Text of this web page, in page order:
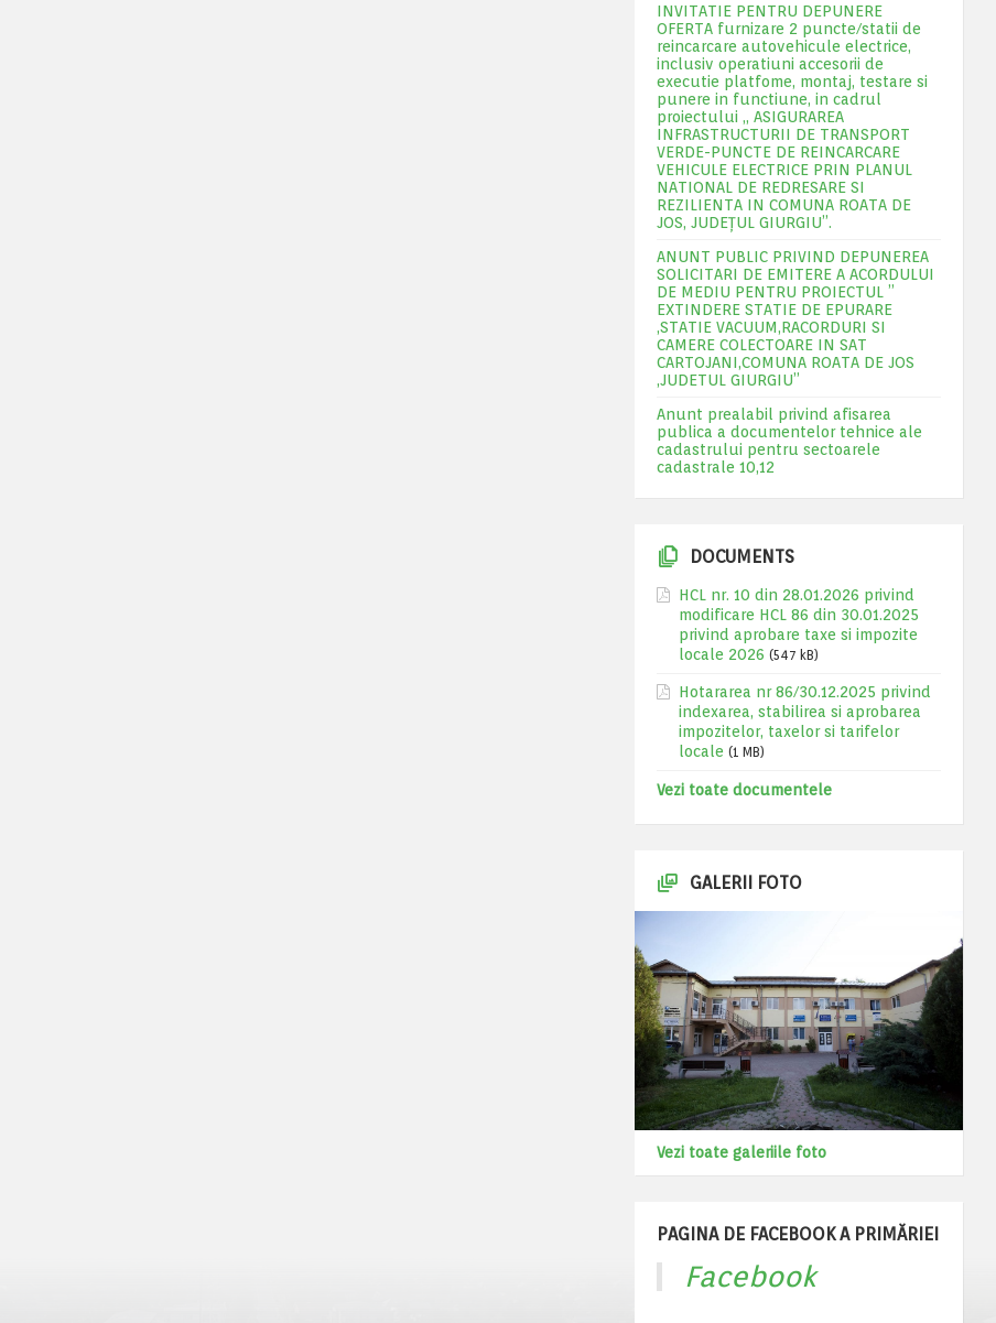
INVITATIE PENTRU DEPUNERE
OFERTA furnizare 2 puncte/statii de
reincarcare autovehicule electrice,
inclusiv operatiuni accesorii de
executie platfome, montaj, testare si
punere in functiune, in cadrul
proiectului „ ASIGURAREA
INFRASTRUCTURII DE TRANSPORT
VERDE-PUNCTE DE REINCARCARE
VEHICULE ELECTRICE PRIN PLANUL
NATIONAL DE REDRESARE SI
REZILIENTA IN COMUNA ROATA DE
JOS, JUDEŢUL GIURGIU”.
ANUNT PUBLIC PRIVIND DEPUNEREA
SOLICITARI DE EMITERE A ACORDULUI
DE MEDIU PENTRU PROIECTUL ”
EXTINDERE STATIE DE EPURARE
,STATIE VACUUM,RACORDURI SI
CAMERE COLECTOARE IN SAT
CARTOJANI,COMUNA ROATA DE JOS
,JUDETUL GIURGIU”
Anunt prealabil privind afisarea
publica a documentelor tehnice ale
cadastrului pentru sectoarele
cadastrale 10,12
DOCUMENTS
HCL nr. 10 din 28.01.2026 privind
modificare HCL 86 din 30.01.2025
privind aprobare taxe si impozite
locale 2026 (547 kB)
Hotararea nr 86/30.12.2025 privind
indexarea, stabilirea si aprobarea
impozitelor, taxelor si tarifelor
locale (1 MB)
Vezi toate documentele
GALERII FOTO
Vezi toate galeriile foto
PAGINA DE FACEBOOK A PRIMĂRIEI
Facebook